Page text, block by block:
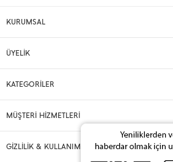
KURUMSAL
ÜYELİK
KATEGORİLER
MÜŞTERİ HİZMETLERİ
GİZLİLİK & KULLANIM